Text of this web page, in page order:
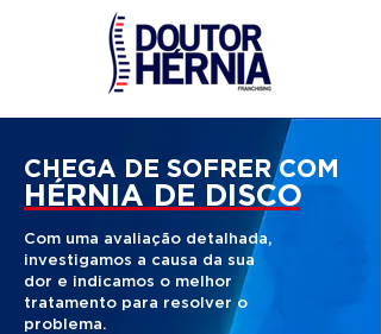
CHEGA DE SOFRER COM
HÉRNIA DE DISCO
Com uma avaliação detalhada,
investigamos a causa da sua
dor e indicamos o melhor
tratamento para resolver o
problema.